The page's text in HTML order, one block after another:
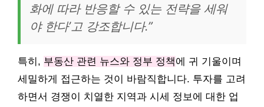
화에 따라 반응할 수 있는 전략을 세워
야 한다’고 강조합니다.”
특히, 부동산 관련 뉴스와 정부 정책에 귀 기울이며
세밀하게 접근하는 것이 바람직합니다. 투자를 고려
하면서 경쟁이 치열한 지역과 시세 정보에 대한 업